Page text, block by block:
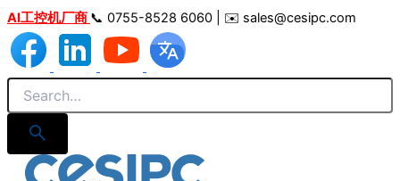
跳
至
内
容
AI工控机厂商 📞 0755-8528 6060 | ✉️ sales@cesipc.com